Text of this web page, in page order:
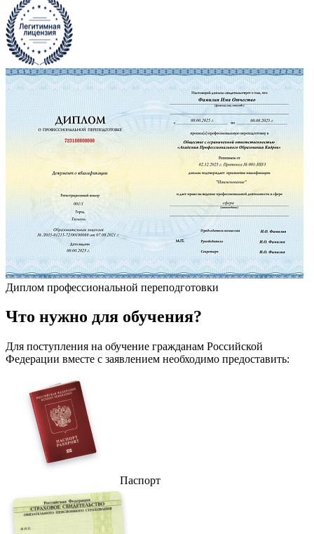
Диплом профессиональной переподготовки
Что нужно для обучения?
Для поступления на обучение гражданам Российской
Федерации вместе с заявлением необходимо предоставить:
Паспорт